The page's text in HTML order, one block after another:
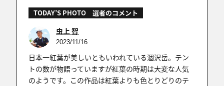
TODAY’S PHOTO 選者のコメント
虫上 智
2023/11/16
日本一紅葉が美しいともいわれている涸沢岳。テン
トの数が物語っていますが紅葉の時期は大変な人気
のようです。この作品は紅葉よりも色とりどりのテ